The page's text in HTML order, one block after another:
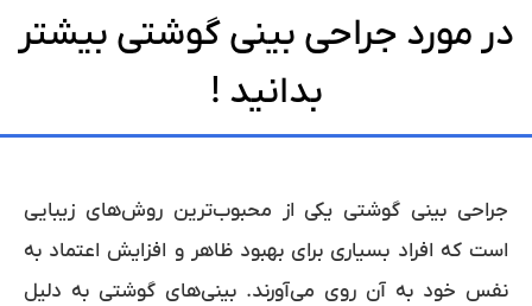
در مورد جراحی بینی گوشتی بیشتر
بدانید !
جراحی بینی گوشتی یکی از محبوب‌ترین روش‌های زیبایی
است که افراد بسیاری برای بهبود ظاهر و افزایش اعتماد به
نفس خود به آن روی می‌آورند. بینی‌های گوشتی به دلیل